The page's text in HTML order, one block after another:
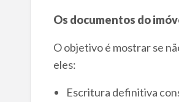
Os documentos do
O objetivo é mostrar se
eles:
Escritura definitiva